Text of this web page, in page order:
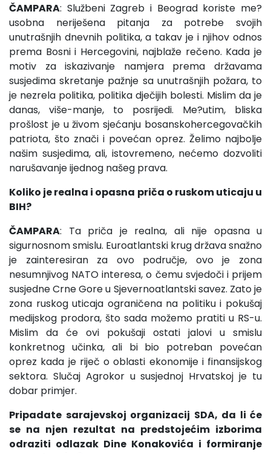
ČAMPARA: Službeni Zagreb i Beograd koriste me?
usobna neriješena pitanja za potrebe svojih
unutrašnjih dnevnih politika, a takav je i njihov odnos
prema Bosni i Hercegovini, najblaže rečeno. Kada je
motiv za iskazivanje namjera prema državama
susjedima skretanje pažnje sa unutrašnjih požara, to
je nezrela politika, politika dječijih bolesti. Mislim da je
danas, više-manje, to posrijedi. Me?utim, bliska
prošlost je u živom sjećanju bosanskohercegovačkih
patriota, što znači i povećan oprez. Želimo najbolje
našim susjedima, ali, istovremeno, nećemo dozvoliti
narušavanje ijednog našeg prava.
Koliko je realna i opasna priča o ruskom uticaju u
BIH?
ČAMPARA: Ta priča je realna, ali nije opasna u
sigurnosnom smislu. Euroatlantski krug država snažno
je zainteresiran za ovo područje, ovo je zona
nesumnjivog NATO interesa, o čemu svjedoči i prijem
susjedne Crne Gore u Sjevernoatlantski savez. Zato je
zona ruskog uticaja ograničena na politiku i pokušaj
medijskog prodora, što sada možemo pratiti u RS-u.
Mislim da će ovi pokušaji ostati jalovi u smislu
konkretnog učinka, ali bi bio potreban povećan
oprez kada je riječ o oblasti ekonomije i finansijskog
sektora. Slučaj Agrokor u susjednoj Hrvatskoj je tu
dobar primjer.
Pripadate sarajevskoj organizacij SDA, da li će
se na njen rezultat na predstojećim izborima
odraziti odlazak Dine Konakovića i formiranje